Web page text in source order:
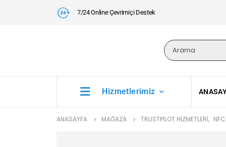
7/24 Online Çevrimiçi Destek
Hizmetlerimiz
ANASAYFA MAĞAZA TRUSTPILOT HIZMETLERI,